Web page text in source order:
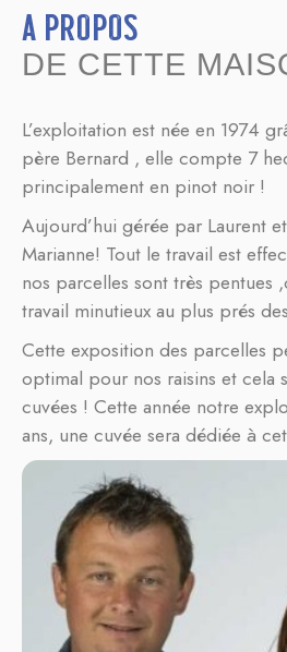
A propos
DE CETTE
L’exploitation est née en 1974
père Bernard , elle compte 7
principalement en pinot noir !
Aujourd’hui gérée par Laurent
Marianne! Tout le travail est
nos parcelles sont très pentues
travail minutieux au plus prés
Cette exposition des parcelles
optimal pour nos raisins et cela
cuvées ! Cette année notre
ans, une cuvée sera dédiée à